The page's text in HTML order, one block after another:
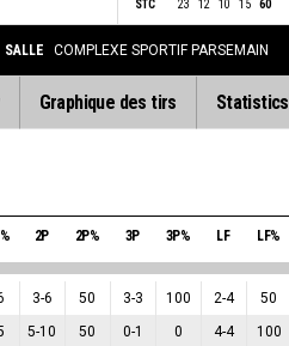
STC
23 12 10 15 60
SALLE COMPLEXE SPORTIF PARSEMAIN
Graphique des tirs Statistics
2P 2P% 3P 3P% LF LF%
3-6 50 3-3 100 2-4 50
5-10 50 0-1 0 4-4 100